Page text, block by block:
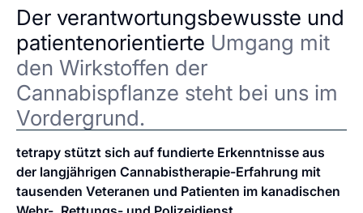
Der verantwortungsbewusste und
patientenorientierte Umgang mit
den Wirkstoffen der
Cannabispflanze steht bei uns im
Vordergrund.
tetrapy stützt sich auf fundierte Erkenntnisse aus
der langjährigen Cannabistherapie-Erfahrung mit
tausenden Veteranen und Patienten im kanadischen